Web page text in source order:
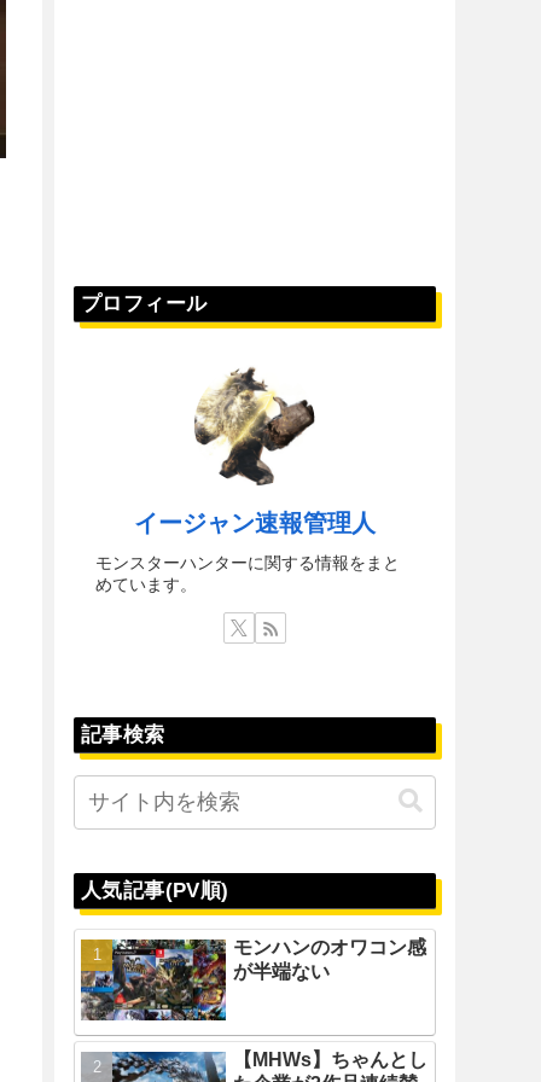
プロフィール
イージャン速報管理人
モンスターハンターに関する情報をまと
めています。
記事検索
人気記事(PV順)
モンハンのオワコン感
が半端ない
【MHWs】ちゃんとし